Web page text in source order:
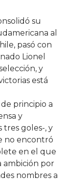
su
al
pasó con
Lionel
y
está
principio a
y
tres goles-, y
no encontró
en el que
ambición por
nombres a